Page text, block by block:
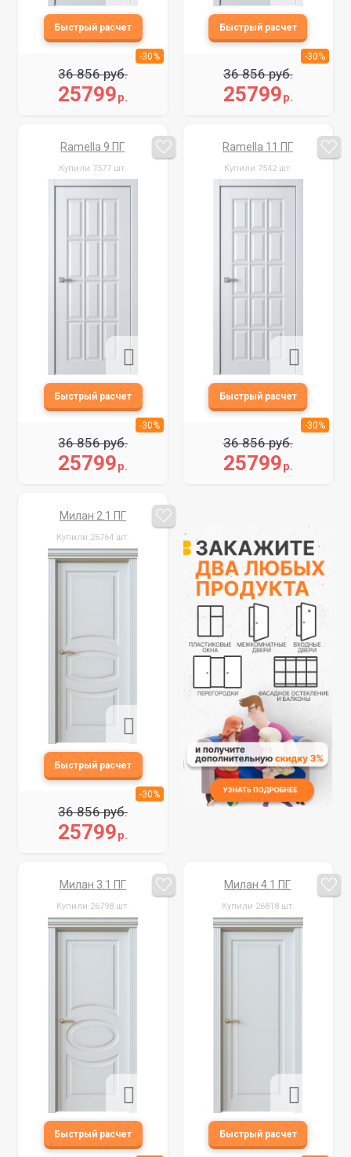
25799р.
36 856 руб.
-30%
25799р.
36 856 руб.
-30%
Ramella 9 ПГ
Купили 7577 шт.
25799р.
36 856 руб.
-30%
Ramella 11 ПГ
Купили 7542 шт.
25799р.
36 856 руб.
-30%
Милан 2.1 ПГ
Купили 26764 шт.
25799р.
36 856 руб.
-30%
Милан 3.1 ПГ
Купили 26798 шт.
Милан 4.1 ПГ
Купили 26818 шт.